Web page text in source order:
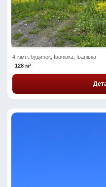
4-кімн. будинок, Іванівка, Іванівка
128 м²